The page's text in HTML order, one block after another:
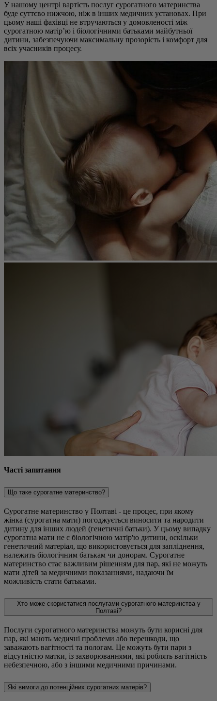
У нашому центрі вартість послуг сурогатного материнства
буде суттєво нижчою, ніж в інших медичних установах. При
цьому наші фахівці не втручаються у домовленості між
сурогатною матір’ю і біологічними батьками майбутньої
дитини, забезпечуючи максимальну прозорість і комфорт для
всіх учасників процесу.
Часті запитання
Що таке сурогатне материнство?
Сурогатне материнство у Полтаві - це процес, при якому
жінка (сурогатна мати) погоджується виносити та народити
дитину для інших людей (генетичні батьки). У цьому випадку
сурогатна мати не є біологічною матір'ю дитини, оскільки
генетичний матеріал, що використовується для запліднення,
належить біологічним батькам чи донорам. Сурогатне
материнство стає важливим рішенням для пар, які не можуть
мати дітей за медичними показаннями, надаючи їм
можливість стати батьками.
Хто може скористатися послугами сурогатного материнства у
Полтаві?
Послуги сурогатного материнства можуть бути корисні для
пар, які мають медичні проблеми або перешкоди, що
заважають вагітності та пологам. Це можуть бути пари з
відсутністю матки, із захворюваннями, які роблять вагітність
небезпечною, або з іншими медичними причинами.
Які вимоги до потенційних сурогатних матерів?